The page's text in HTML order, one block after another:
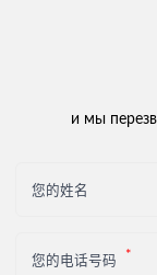
и мы
您的姓名
您的电话号码